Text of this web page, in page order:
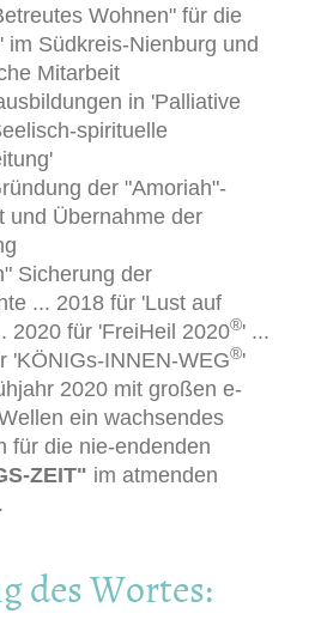
Wohnen" für die
im Südkreis-Nienburg und
Mitarbeit
in 'Palliative
spirituelle
der "Amoriah"-
und Übernahme der
Sicherung der
... 2018 für 'Lust auf
2020 für 'FreiHeil 2020®' ...
'KÖNIGs-INNEN-WEG®'
2020 mit großen e-
ein wachsendes
für die nie-endenden
ZEIT" im atmenden
des Wortes: